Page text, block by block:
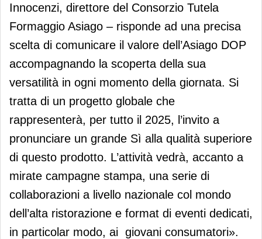
Innocenzi, direttore del Consorzio Tutela
Formaggio Asiago – risponde ad una precisa
scelta di comunicare il valore dell’Asiago DOP
accompagnando la scoperta della sua
versatilità in ogni momento della giornata. Si
tratta di un progetto globale che
rappresenterà, per tutto il 2025, l’invito a
pronunciare un grande Sì alla qualità superiore
di questo prodotto. L’attività vedrà, accanto a
mirate campagne stampa, una serie di
collaborazioni a livello nazionale col mondo
dell’alta ristorazione e format di eventi dedicati,
in particolar modo, ai giovani consumatori».